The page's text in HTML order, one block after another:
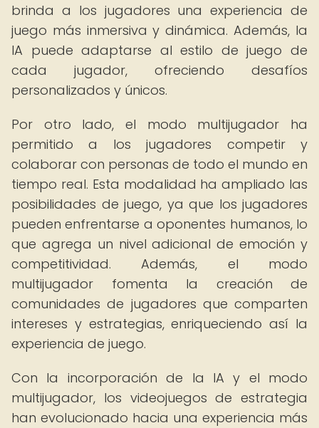
brinda a los jugadores una experiencia de
juego más inmersiva y dinámica. Además, la
IA puede adaptarse al estilo de juego de
cada jugador, ofreciendo desafíos
personalizados y únicos.
Por otro lado, el modo multijugador ha
permitido a los jugadores competir y
colaborar con personas de todo el mundo en
tiempo real. Esta modalidad ha ampliado las
posibilidades de juego, ya que los jugadores
pueden enfrentarse a oponentes humanos, lo
que agrega un nivel adicional de emoción y
competitividad. Además, el modo
multijugador fomenta la creación de
comunidades de jugadores que comparten
intereses y estrategias, enriqueciendo así la
experiencia de juego.
Con la incorporación de la IA y el modo
multijugador, los videojuegos de estrategia
han evolucionado hacia una experiencia más